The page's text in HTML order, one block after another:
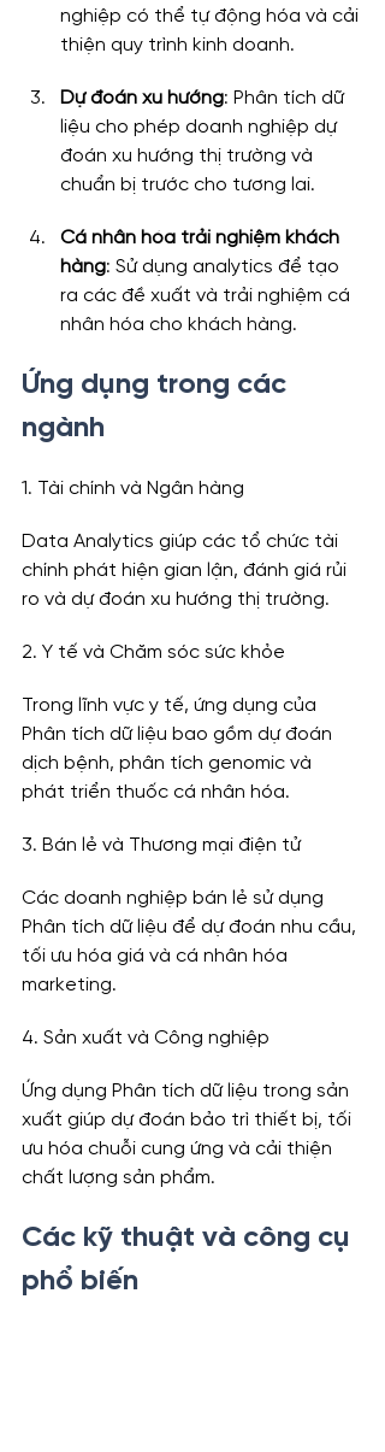
nghiệp có thể tự động hóa và cải
thiện quy trình kinh doanh.
Dự đoán xu hướng: Phân tích dữ
liệu cho phép doanh nghiệp dự
đoán xu hướng thị trường và
chuẩn bị trước cho tương lai.
Cá nhân hóa trải nghiệm khách
hàng: Sử dụng analytics để tạo
ra các đề xuất và trải nghiệm cá
nhân hóa cho khách hàng.
Ứng dụng trong các
ngành
1. Tài chính và Ngân hàng
Data Analytics giúp các tổ chức tài
chính phát hiện gian lận, đánh giá rủi
ro và dự đoán xu hướng thị trường.
2. Y tế và Chăm sóc sức khỏe
Trong lĩnh vực y tế, ứng dụng của
Phân tích dữ liệu bao gồm dự đoán
dịch bệnh, phân tích genomic và
phát triển thuốc cá nhân hóa.
3. Bán lẻ và Thương mại điện tử
Các doanh nghiệp bán lẻ sử dụng
Phân tích dữ liệu để dự đoán nhu cầu,
tối ưu hóa giá và cá nhân hóa
marketing.
4. Sản xuất và Công nghiệp
Ứng dụng Phân tích dữ liệu trong sản
xuất giúp dự đoán bảo trì thiết bị, tối
ưu hóa chuỗi cung ứng và cải thiện
chất lượng sản phẩm.
Các kỹ thuật và công cụ
phổ biến